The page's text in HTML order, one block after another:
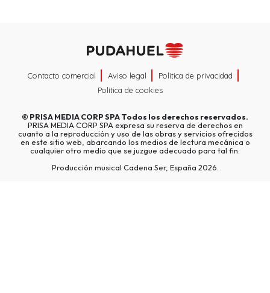
Contacto comercial Aviso legal
Política de privacidad
Política de cookies
© PRISA MEDIA CORP SPATodos los derechos reservados.
PRISA MEDIA CORP SPA expresa su reserva de derechos en
cuanto a la reproducción y uso de las obras y servicios ofrecidos
en este sitio web, abarcando los medios de lectura mecánica o
cualquier otro medio que se juzgue adecuado para tal fin.
Producción musical Cadena Ser, España 2026.